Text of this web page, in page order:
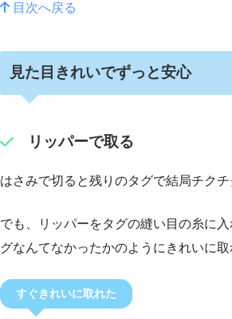
目次へ戻る
見た目きれいでずっと安心
リッパーで取る
はさみで切ると残りのタグで結局チクチ
でも、リッパーをタグの縫い目の糸に
グなんてなかったかのようにきれいに取
すぐきれいに取れた